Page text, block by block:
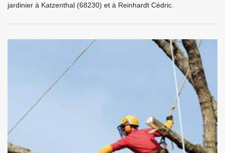
jardinier à Katzenthal (68230) et à Reinhardt Cédric.